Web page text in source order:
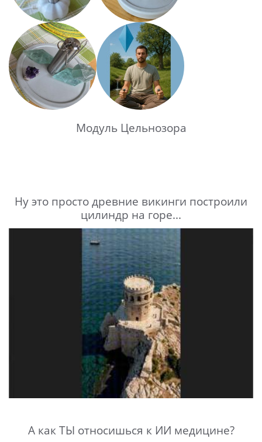
Модуль Цельнозора
Ну это просто древние викинги построили
цилиндр на горе...
А как ТЫ относишься к ИИ медицине?